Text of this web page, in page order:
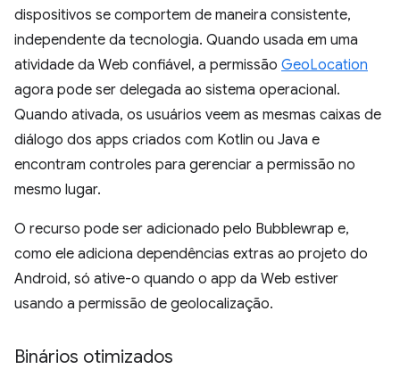
dispositivos se comportem de maneira consistente,
independente da tecnologia. Quando usada em uma
atividade da Web confiável, a permissão GeoLocation
agora pode ser delegada ao sistema operacional.
Quando ativada, os usuários veem as mesmas caixas de
diálogo dos apps criados com Kotlin ou Java e
encontram controles para gerenciar a permissão no
mesmo lugar.
O recurso pode ser adicionado pelo Bubblewrap e,
como ele adiciona dependências extras ao projeto do
Android, só ative-o quando o app da Web estiver
usando a permissão de geolocalização.
Binários otimizados